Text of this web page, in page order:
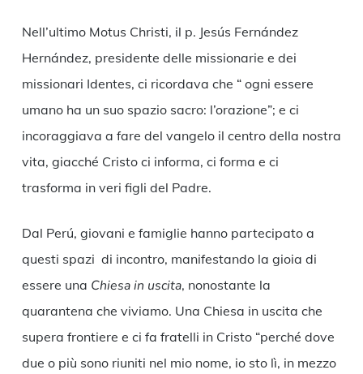
Nell’ultimo Motus Christi, il p. Jesús Fernández
Hernández, presidente delle missionarie e dei
missionari Identes, ci ricordava che “ ogni essere
umano ha un suo spazio sacro: l’orazione”; e ci
incoraggiava a fare del vangelo il centro della nostra
vita, giacché Cristo ci informa, ci forma e ci
trasforma in veri figli del Padre.
Dal Perú, giovani e famiglie hanno partecipato a
questi spazi di incontro, manifestando la gioia di
essere una Chiesa in uscita, nonostante la
quarantena che viviamo. Una Chiesa in uscita che
supera frontiere e ci fa fratelli in Cristo “perché dove
due o più sono riuniti nel mio nome, io sto lì, in mezzo